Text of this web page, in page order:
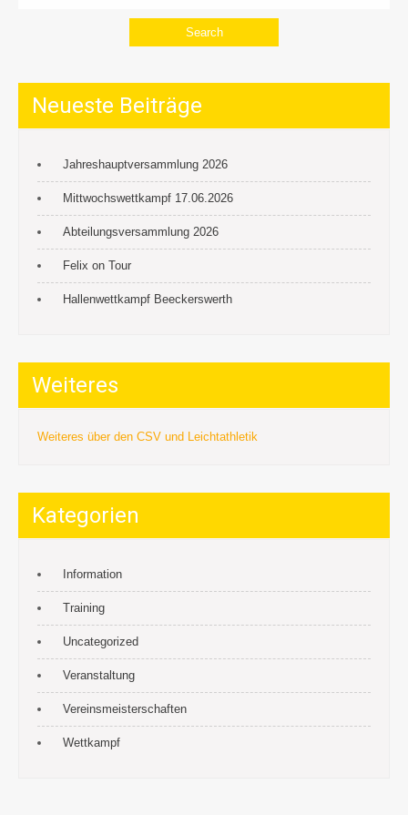
Neueste Beiträge
Jahreshauptversammlung 2026
Mittwochswettkampf 17.06.2026
Abteilungsversammlung 2026
Felix on Tour
Hallenwettkampf Beeckerswerth
Weiteres
Weiteres über den CSV und Leichtathletik
Kategorien
Information
Training
Uncategorized
Veranstaltung
Vereinsmeisterschaften
Wettkampf